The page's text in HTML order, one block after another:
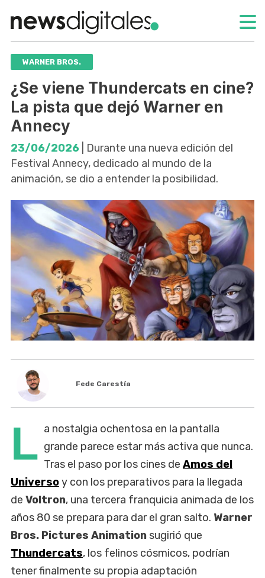
WARNER BROS.
¿Se viene Thundercats en cine?
La pista que dejó Warner en
Annecy
23/06/2026 | Durante una nueva edición del
Festival Annecy, dedicado al mundo de la
animación, se dio a entender la posibilidad.
Fede Carestía
L a nostalgia ochentosa en la pantalla
grande parece estar más activa que nunca.
Tras el paso por los cines de Amos del
Universoy con los preparativos para la llegada
de Voltron, una tercera franquicia animada de los
años 80 se prepara para dar el gran salto. Warner
Bros. Pictures Animation sugirió que
Thundercats, los felinos cósmicos, podrían
tener finalmente su propia adaptación